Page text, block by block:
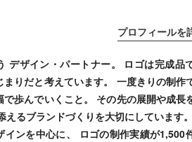
プロフィールを
デザイン・パートナー。 ロゴは完成品で
りだと考えています。 一度きりの制作
で歩んでいくこと。 その先の展開や成長
えるブランドづくりを大切にしています
インを中心に、 ロゴの制作実績が1,500